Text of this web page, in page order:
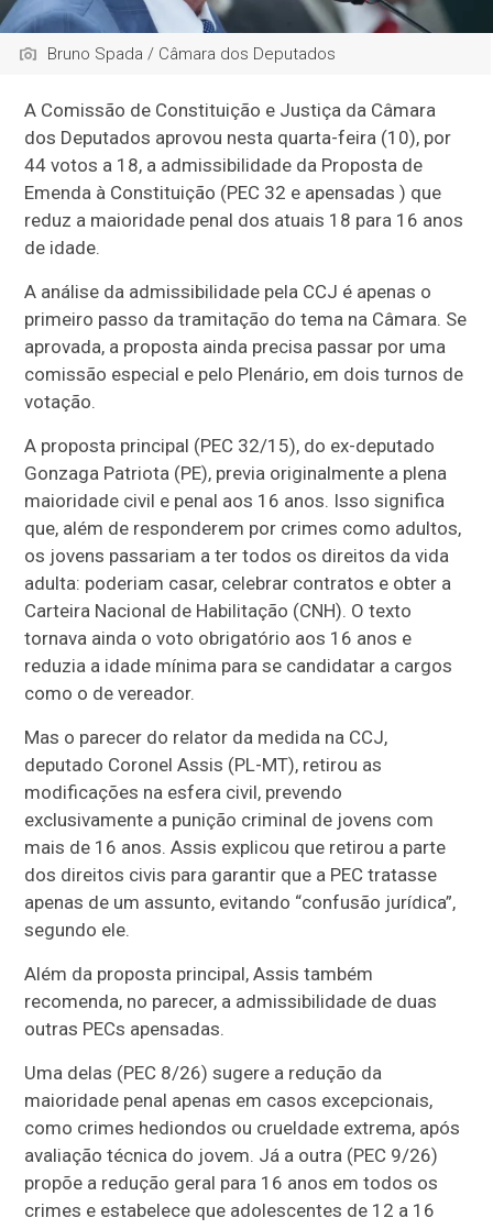
Bruno Spada / Câmara dos Deputados
A Comissão de Constituição e Justiça da Câmara
dos Deputados aprovou nesta quarta-feira (10), por
44 votos a 18, a admissibilidade da Proposta de
Emenda à Constituição (PEC 32 e apensadas ) que
reduz a maioridade penal dos atuais 18 para 16 anos
de idade.
A análise da admissibilidade pela CCJ é apenas o
primeiro passo da tramitação do tema na Câmara. Se
aprovada, a proposta ainda precisa passar por uma
comissão especial e pelo Plenário, em dois turnos de
votação.
A proposta principal (PEC 32/15), do ex-deputado
Gonzaga Patriota (PE), previa originalmente a plena
maioridade civil e penal aos 16 anos. Isso significa
que, além de responderem por crimes como adultos,
os jovens passariam a ter todos os direitos da vida
adulta: poderiam casar, celebrar contratos e obter a
Carteira Nacional de Habilitação (CNH). O texto
tornava ainda o voto obrigatório aos 16 anos e
reduzia a idade mínima para se candidatar a cargos
como o de vereador.
Mas o parecer do relator da medida na CCJ,
deputado Coronel Assis (PL-MT), retirou as
modificações na esfera civil, prevendo
exclusivamente a punição criminal de jovens com
mais de 16 anos. Assis explicou que retirou a parte
dos direitos civis para garantir que a PEC tratasse
apenas de um assunto, evitando “confusão jurídica”,
segundo ele.
Além da proposta principal, Assis também
recomenda, no parecer, a admissibilidade de duas
outras PECs apensadas.
Uma delas (PEC 8/26) sugere a redução da
maioridade penal apenas em casos excepcionais,
como crimes hediondos ou crueldade extrema, após
avaliação técnica do jovem. Já a outra (PEC 9/26)
propõe a redução geral para 16 anos em todos os
crimes e estabelece que adolescentes de 12 a 16